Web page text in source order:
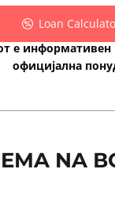
Loan
е информативен
официјална
NA